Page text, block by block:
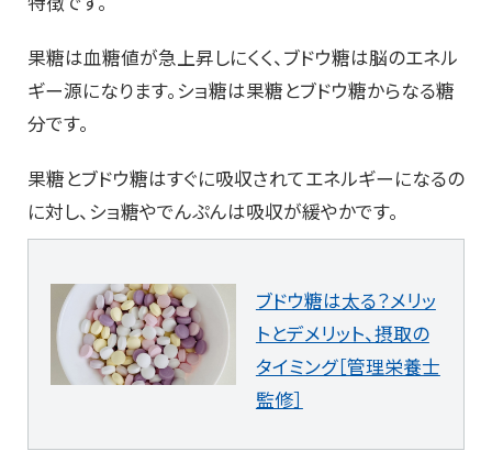
果糖は血糖値が急上昇しにくく、ブドウ糖は脳のエネル
ギー源になります。ショ糖は果糖とブドウ糖からなる糖
分です。
果糖とブドウ糖はすぐに吸収されてエネルギーになるの
に対し、ショ糖やでんぷんは吸収が緩やかです。
ブドウ糖は太る？メリッ
トとデメリット、摂取の
タイミング［管理栄養士
監修］